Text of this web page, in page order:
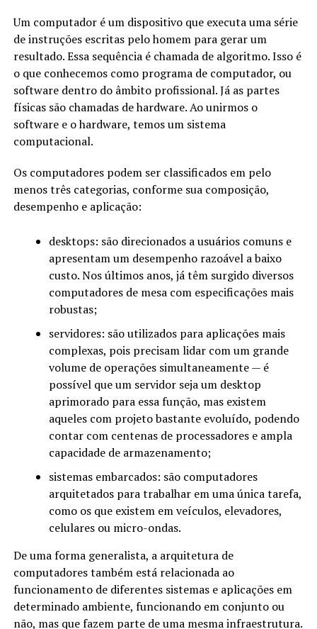
Um computador é um dispositivo que executa uma série
de instruções escritas pelo homem para gerar um
resultado. Essa sequência é chamada de algoritmo. Isso é
o que conhecemos como programa de computador, ou
software dentro do âmbito profissional. Já as partes
físicas são chamadas de hardware. Ao unirmos o
software e o hardware, temos um sistema
computacional.
Os computadores podem ser classificados em pelo
menos três categorias, conforme sua composição,
desempenho e aplicação:
desktops: são direcionados a usuários comuns e
apresentam um desempenho razoável a baixo
custo. Nos últimos anos, já têm surgido diversos
computadores de mesa com especificações mais
robustas;
servidores: são utilizados para aplicações mais
complexas, pois precisam lidar com um grande
volume de operações simultaneamente — é
possível que um servidor seja um desktop
aprimorado para essa função, mas existem
aqueles com projeto bastante evoluído, podendo
contar com centenas de processadores e ampla
capacidade de armazenamento;
sistemas embarcados: são computadores
arquitetados para trabalhar em uma única tarefa,
como os que existem em veículos, elevadores,
celulares ou micro-ondas.
De uma forma generalista, a arquitetura de
computadores também está relacionada ao
funcionamento de diferentes sistemas e aplicações em
determinado ambiente, funcionando em conjunto ou
não, mas que fazem parte de uma mesma infraestrutura.